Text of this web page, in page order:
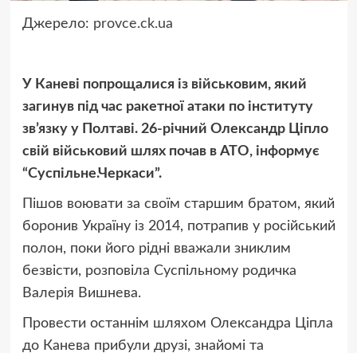
Джерело: provce.ck.ua
У Каневі попрощалися із військовим, який
загинув під час ракетної атаки по інституту
зв’язку у Полтаві. 26-річний Олександр Ціпло
свій військовий шлях почав в АТО, інформує
“Суспільне.Черкаси”.
Пішов воювати за своїм старшим братом, який
боронив Україну із 2014, потрапив у російський
полон, поки його рідні вважали зниклим
безвісти, розповіла Суспільному родичка
Валерія Вишнева.
Провести останнім шляхом Олександра Ціпла
до Канева прибули друзі, знайомі та